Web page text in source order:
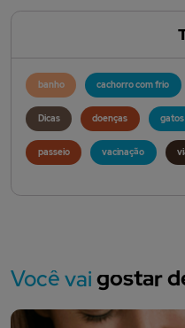
banho cachorro com frio
Dicas doenças gatos
passeio vacinação
Você vaigostar